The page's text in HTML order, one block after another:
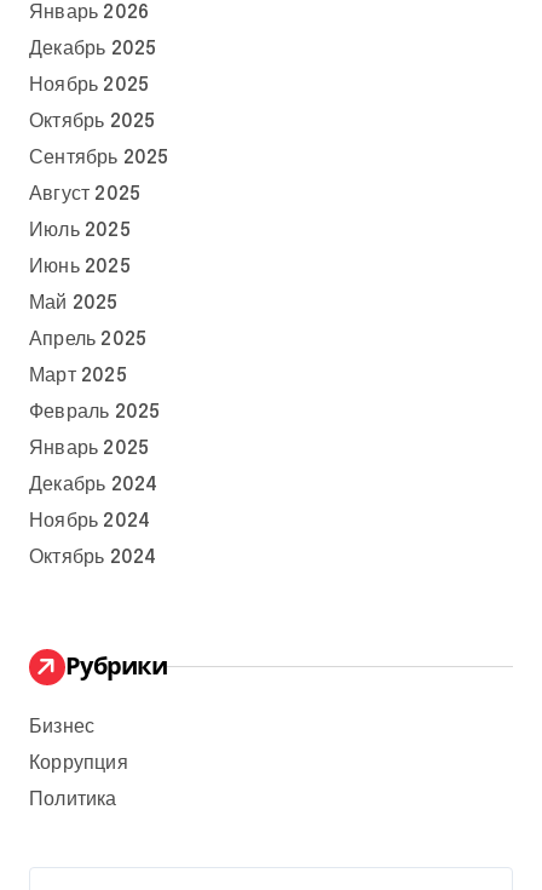
Январь 2026
Декабрь 2025
Ноябрь 2025
Октябрь 2025
Сентябрь 2025
Август 2025
Июль 2025
Июнь 2025
Май 2025
Апрель 2025
Март 2025
Февраль 2025
Январь 2025
Декабрь 2024
Ноябрь 2024
Октябрь 2024
Рубрики
Бизнес
Коррупция
Политика